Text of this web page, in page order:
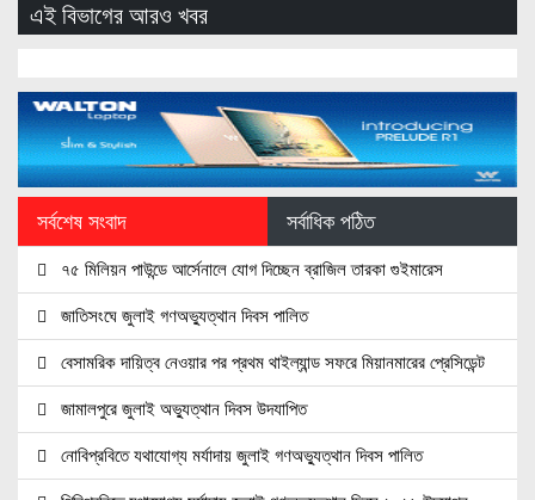
এই বিভাগের আরও খবর
সর্বশেষ সংবাদ সর্বাধিক পঠিত
৭৫ মিলিয়ন পাউন্ডে আর্সেনালে যোগ দিচ্ছেন ব্রাজিল তারকা গুইমারেস
জাতিসংঘে জুলাই গণঅভ্যুত্থান দিবস পালিত
বেসামরিক দায়িত্ব নেওয়ার পর প্রথম থাইল্যান্ড সফরে মিয়ানমারের প্রেসিডেন্ট
জামালপুরে জুলাই অভ্যুত্থান দিবস উদযাপিত
নোবিপ্রবিতে যথাযোগ্য মর্যাদায় জুলাই গণঅভ্যুত্থান দিবস পালিত